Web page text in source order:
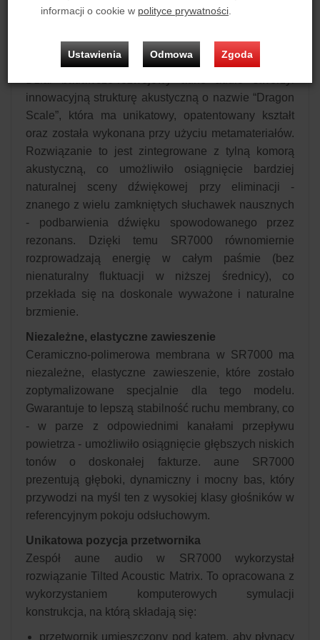
odznacza się niezwykle niskimi zniekształceniami
Specjalna struktura akustyczna Dragon Scale
innowacyjną strukturę akustyczną o nazwie “Dragon
Scale”, która ma unikatowy, opatentowany kształt
oraz została wykonana przy użyciu metamateriałów.
Rozwiązanie to jest zintegrowane z tylną komorą
akustyczną, co umożliwiło osiągnięcie bardziej
naturalnej sceny dźwiękowej przy eliminacji -
znanego z wielu zamkniętych słuchawek nausznych
- podbarwienia dźwięku spowodowanego przez
rezonans. Dzięki temu SR7000 równomiernie
rozprowadzają energię w całym paśmie (bez
nienaturalny fluktuacji w niższej średnicy), co
przekłada się na doskonale wyważone i naturalne
brzmienie.
Niezależne, elastyczne zawieszenie
Ceramiczno-polimerowa membrana w SR7000 ma
niezależne, elastyczne zawieszenie, które zostało
zoptymalizowane specjalnie dla tego modelu.
Gwarantuje to lepszą stabilność ruchu membrany, co
- w parze z odpowiednimi kanałami przepływu
powietrza - umożliwiło osiągnięcie głębszych niskich
tonów o doskonałej fakturze. aune SR7000
prezentują głęboki, dynamiczny i mocny bas, który
przywodzi na myśl ten z wysokiej klasy głośników w
referencyjnym pokoju odsłuchowym.
Unikatowa pozycja przetwornika
Zespół aune audio w SR7000 wykorzystał
rozwiązanie Tilted Acoustic Matrix. To opracowana z
wykorzystaniem komputerowych symulacji
konstrukcja, na którą składają się:
przetwornik umieszczony pod kątem, aby płynący
informacji o cookie w polityce prywatności.
Ustawienia Odmowa Zgoda